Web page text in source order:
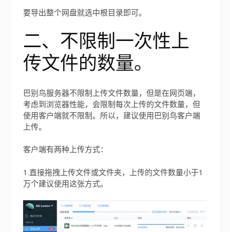
要导出整个网盘就选中根目录即可。
二、不限制一次性上
传文件的数量。
巴别鸟服务器不限制上传文件数量，但是在网页端，
考虑到浏览器性能，会限制每次上传的文件数量，但
使用客户端就不限制。所以，建议使用巴别鸟客户端
上传。
客户端有两种上传方式：
1.直接拖拽上传文件或文件夹，上传的文件数量小于1
万个建议使用这张方式。